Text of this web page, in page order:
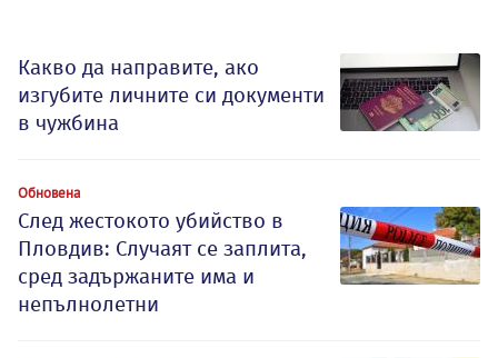
Какво да направите, ако
изгубите личните си документи
в чужбина
Обновена
След жестокото убийство в
Пловдив: Случаят се заплита,
сред задържаните има и
непълнолетни